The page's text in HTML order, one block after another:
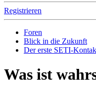
Registrieren
Foren
Blick in die Zukunft
Der erste SETI-
Was ist